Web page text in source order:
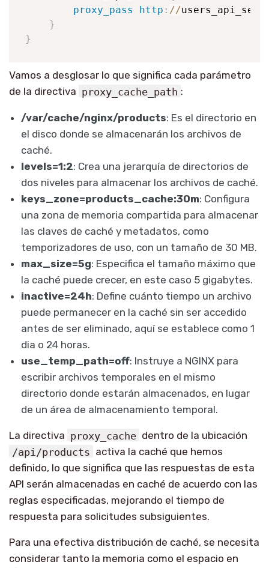
proxy_pass
http : //
}
}
Vamos a desglosar lo que significa cada parámetro
de la directiva proxy_cache_path :
/var/cache/nginx/products: Es el directorio en
el disco donde se almacenarán los archivos de
caché.
levels=1:2: Crea una jerarquía de directorios de
dos niveles para almacenar los archivos de caché.
keys_zone=products_cache:30m: Configura
una zona de memoria compartida para almacenar
las claves de caché y metadatos, como
temporizadores de uso, con un tamaño de 30 MB.
max_size=5g: Especifica el tamaño máximo que
la caché puede crecer, en este caso 5 gigabytes.
inactive=24h: Define cuánto tiempo un archivo
puede permanecer en la caché sin ser accedido
antes de ser eliminado, aquí se establece como 1
dia o 24 horas.
use_temp_path=off: Instruye a NGINX para
escribir archivos temporales en el mismo
directorio donde estarán almacenados, en lugar
de un área de almacenamiento temporal.
La directiva proxy_cache dentro de la ubicación
/api/products activa la caché que hemos
definido, lo que significa que las respuestas de esta
API serán almacenadas en caché de acuerdo con las
reglas especificadas, mejorando el tiempo de
respuesta para solicitudes subsiguientes.
Para una efectiva distribución de caché, se necesita
considerar tanto la memoria como el espacio en